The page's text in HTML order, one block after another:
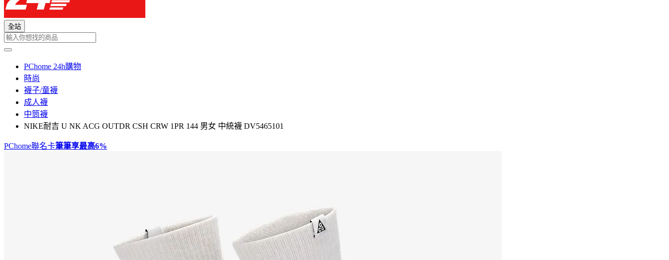
全站
PChome 24h購物
時尚
襪子/童襪
成人襪
中筒襪
NIKE耐吉 U NK ACG OUTDR CSH CRW 1PR 144 男女 中統襪 DV5465101
PChome聯名卡筆筆享最高6%